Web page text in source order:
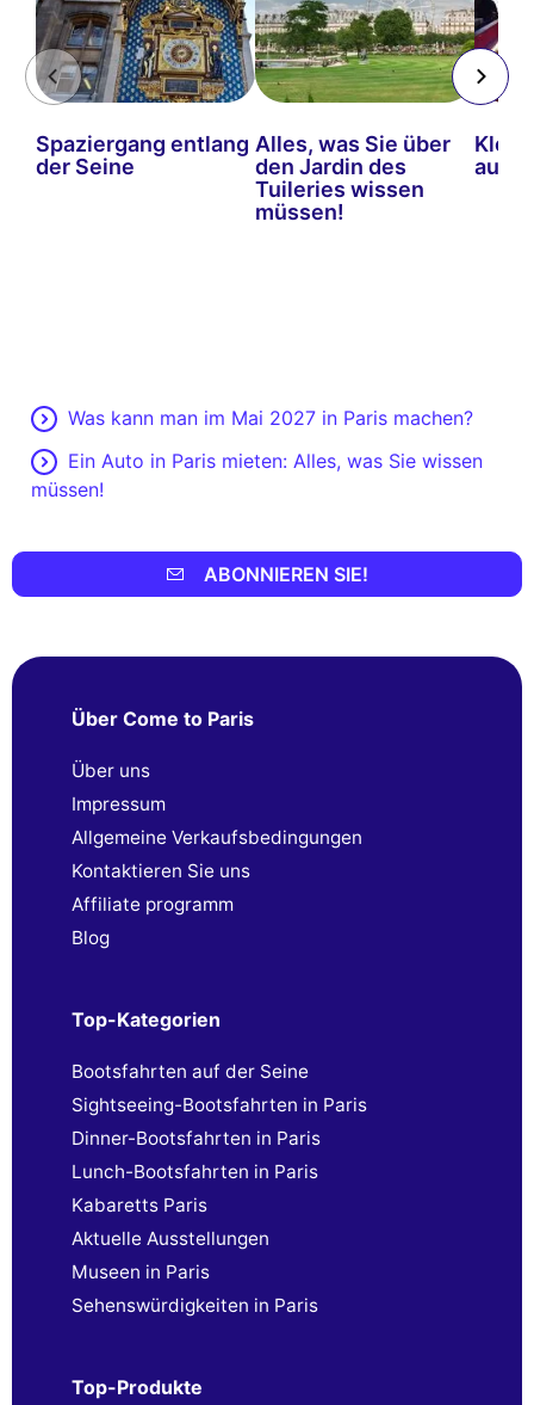
Spaziergang entlang
der Seine
Alles, was Sie über
den Jardin des
Tuileries wissen
müssen!
aus
Was kann man im Mai 2027 in Paris machen?
Ein Auto in Paris mieten: Alles, was Sie wissen
müssen!
ABONNIEREN SIE!
Über Come to Paris
Über uns
Impressum
Allgemeine Verkaufsbedingungen
Kontaktieren Sie uns
Affiliate programm
Blog
Top-Kategorien
Bootsfahrten auf der Seine
Sightseeing-Bootsfahrten in Paris
Dinner-Bootsfahrten in Paris
Lunch-Bootsfahrten in Paris
Kabaretts Paris
Aktuelle Ausstellungen
Museen in Paris
Sehenswürdigkeiten in Paris
Top-Produkte